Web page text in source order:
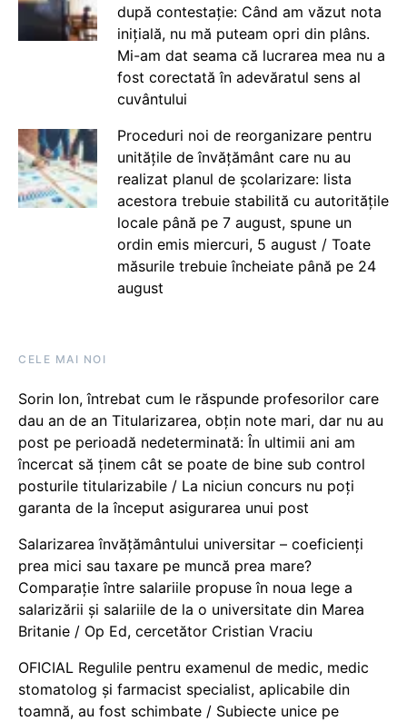
după contestație: Când am văzut nota
inițială, nu mă puteam opri din plâns.
Mi-am dat seama că lucrarea mea nu a
fost corectată în adevăratul sens al
cuvântului
Proceduri noi de reorganizare pentru
unitățile de învățământ care nu au
realizat planul de școlarizare: lista
acestora trebuie stabilită cu autoritățile
locale până pe 7 august, spune un
ordin emis miercuri, 5 august / Toate
măsurile trebuie încheiate până pe 24
august
CELE MAI NOI
Sorin Ion, întrebat cum le răspunde profesorilor care
dau an de an Titularizarea, obțin note mari, dar nu au
post pe perioadă nedeterminată: În ultimii ani am
încercat să ținem cât se poate de bine sub control
posturile titularizabile / La niciun concurs nu poți
garanta de la început asigurarea unui post
Salarizarea învățământului universitar – coeficienți
prea mici sau taxare pe muncă prea mare?
Comparație între salariile propuse în noua lege a
salarizării și salariile de la o universitate din Marea
Britanie / Op Ed, cercetător Cristian Vraciu
OFICIAL Regulile pentru examenul de medic, medic
stomatolog și farmacist specialist, aplicabile din
toamnă, au fost schimbate / Subiecte unice pe